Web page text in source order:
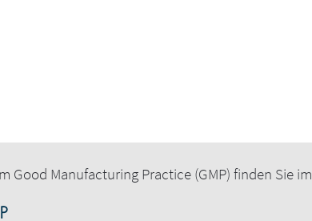
Good Manufacturing Practice (GMP) finden Sie im